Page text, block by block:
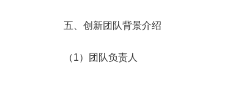
五、创新团队背景介绍
（1）团队负责人